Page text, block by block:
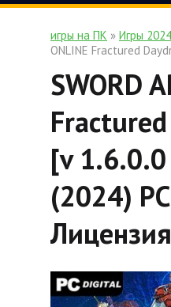
игры на ПК » Игры
ONLINE Fractured
SWORD
[v 1.6.0.0
(2024)
Лицензия